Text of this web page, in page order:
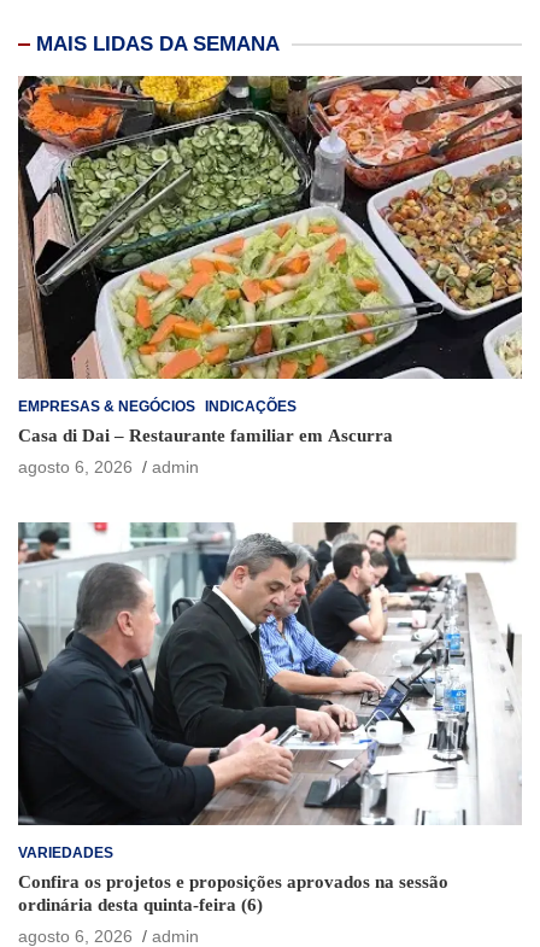
MAIS LIDAS DA SEMANA
EMPRESAS & NEGÓCIOS INDICAÇÕES
Casa di Dai – Restaurante familiar em Ascurra
agosto 6, 2026
admin
VARIEDADES
Confira os projetos e proposições aprovados na sessão
ordinária desta quinta-feira (6)
agosto 6, 2026
admin